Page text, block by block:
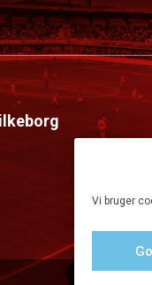
Vi bruger